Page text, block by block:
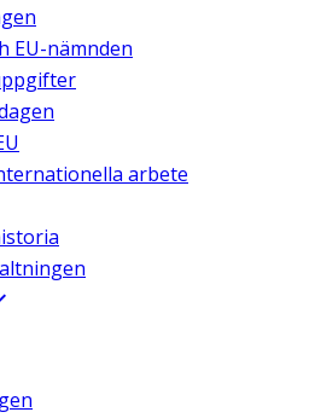
EU-nämnden
arbete